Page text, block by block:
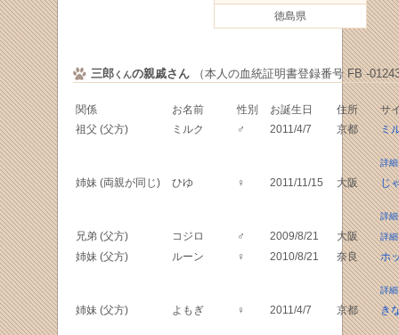
徳島県
三郎くんの親戚さん（本人の血統証明書登録番号 FB -
関係 お名前 性別 お誕生日 住所
サ
祖父 (父方)
ミルク ♂ 2011/4/7 京都 ミ
詳細
姉妹 (両親が同じ) ひゆ ♀ 2011/11/15 大阪 じ
詳細
兄弟 (父方) コジロ ♂ 2009/8/21 大阪 詳細
姉妹 (父方) ルーン ♀ 2010/8/21 奈良 ホ
詳細
姉妹 (父方) よもぎ ♀ 2011/4/7 京都 き